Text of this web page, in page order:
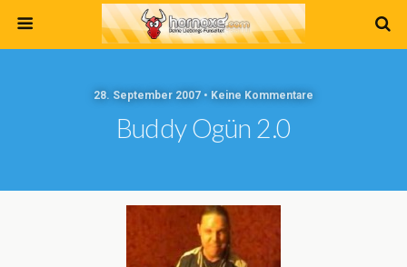
28. September 2007 • Keine Kommentare
Buddy Ogün 2.0